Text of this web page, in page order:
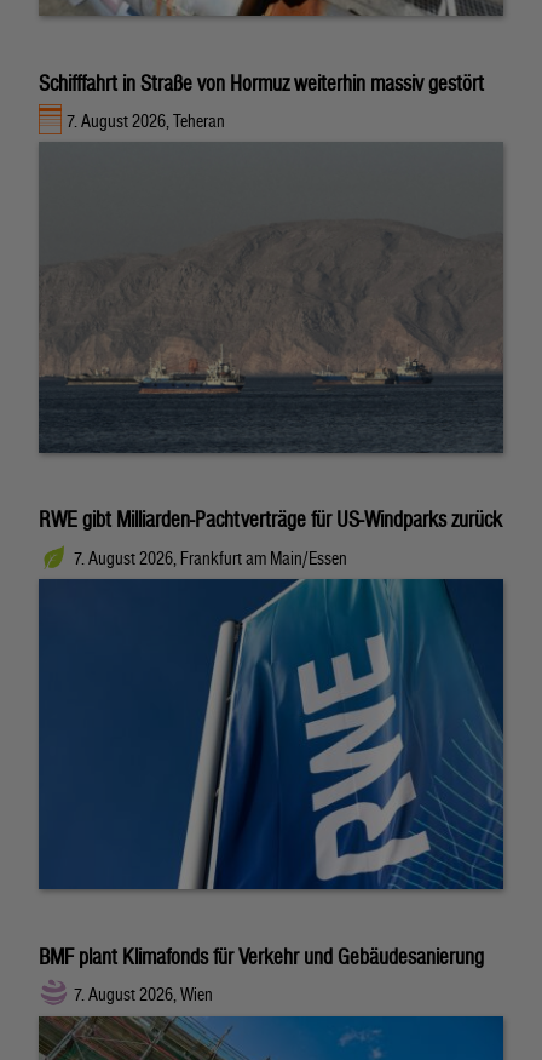
Schifffahrt in Straße von Hormuz weiterhin massiv gestört
7. August 2026, Teheran
RWE gibt Milliarden-Pachtverträge für US-Windparks zurück
7. August 2026, Frankfurt am Main/Essen
BMF plant Klimafonds für Verkehr und Gebäudesanierung
7. August 2026, Wien